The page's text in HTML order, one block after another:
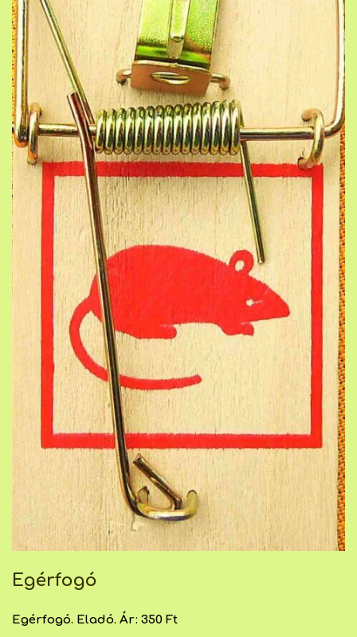
Egérfogó
Egérfogó. Eladó. Ár: 350 Ft